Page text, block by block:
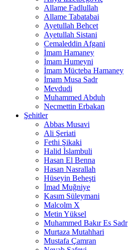
Allame Fadlullah
Allame Tabatabai
Ayetullah Behcet
Ayetullah Sistani
Cemaleddin Afgani
İmam Hamaney
İmam Humeyni
İmam Mücteba Hamaney
İmam Musa Sadr
Mevdudi
Muhammed Abduh
Necmettin Erbakan
Şehitler
Abbas Musavi
Ali Şeriati
Fethi Şikaki
Halid İslambuli
Hasan El Benna
Hasan Nasrallah
Hüseyin Beheşti
İmad Muğniye
Kasım Süleymani
Malcolm X
Metin Yüksel
Muhammed Bakır Es Sadr
Murtaza Mutahhari
Mustafa Çamran